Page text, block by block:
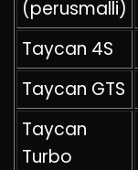
(perusmalli)
Taycan 4S
Taycan GTS
Taycan
Turbo